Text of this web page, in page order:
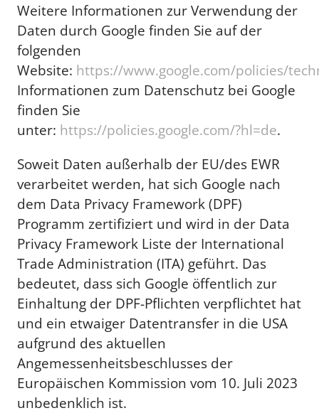
Weitere Informationen zur Verwendung der
Daten durch Google finden Sie auf der
folgenden
Website: https://www.google.com/policies/
Informationen zum Datenschutz bei Google
finden Sie
unter: https://policies.google.com/?hl=de.
Soweit Daten außerhalb der EU/des EWR
verarbeitet werden, hat sich Google nach
dem Data Privacy Framework (DPF)
Programm zertifiziert und wird in der Data
Privacy Framework Liste der International
Trade Administration (ITA) geführt. Das
bedeutet, dass sich Google öffentlich zur
Einhaltung der DPF-Pflichten verpflichtet hat
und ein etwaiger Datentransfer in die USA
aufgrund des aktuellen
Angemessenheitsbeschlusses der
Europäischen Kommission vom 10. Juli 2023
unbedenklich ist.